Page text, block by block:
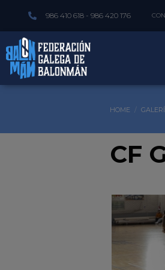
986 410 618 - 986 420 176
HOME
CF